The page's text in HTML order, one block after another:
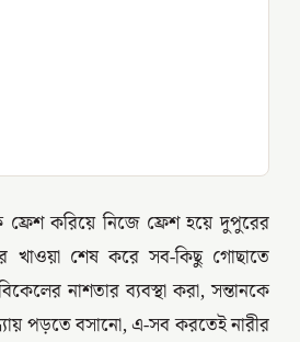
ফ্রেশ করিয়ে নিজে ফ্রেশ হয়ে দুপুরের
খাওয়া শেষ করে সব-কিছু গোছাতে
নাশতার ব্যবস্থা করা, সন্তানকে
পড়তে বসানো, এ-সব করতেই নারীর